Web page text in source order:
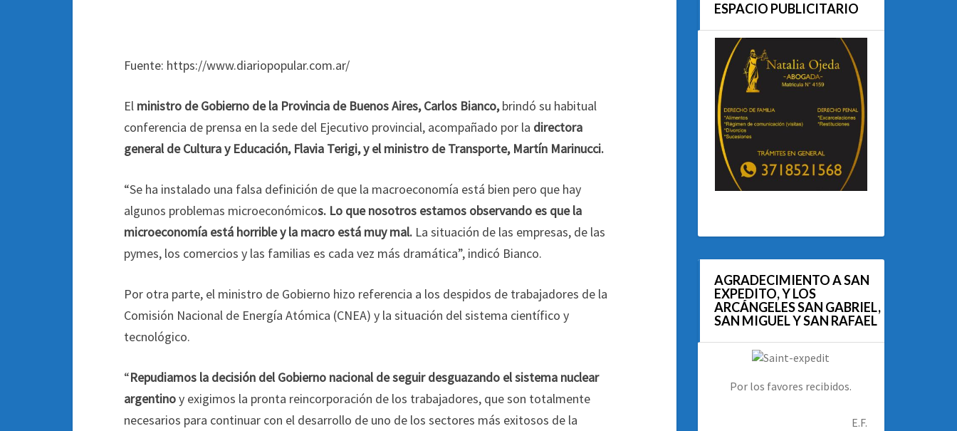
Fuente: https://www.diariopopular.com.ar/
El ministro de Gobierno de la Provincia de Buenos Aires, Carlos Bianco,brindó su habitual
conferencia de prensa en la sede del Ejecutivo provincial, acompañado por la directora
general de Cultura y Educación, Flavia Terigi, y el ministro de Transporte, Martín Marinucci.
“Se ha instalado una falsa definición de que la macroeconomía está bien pero que hay
algunos problemas microeconómicos. Lo que nosotros estamos observando es que la
microeconomía está horrible y la macro está muy mal. La situación de las empresas, de las
pymes, los comercios y las familias es cada vez más dramática”, indicó Bianco.
Por otra parte, el ministro de Gobierno hizo referencia a los despidos de trabajadores de la
Comisión Nacional de Energía Atómica (CNEA) y la situación del sistema científico y
tecnológico.
“Repudiamos la decisión del Gobierno nacional de seguir desguazando el sistema nuclear
argentinoy exigimos la pronta reincorporación de los trabajadores, que son totalmente
necesarios para continuar con el desarrollo de uno de los sectores más exitosos de la
ESPACIO PUBLICITARIO
AGRADECIMIENTO A SAN
EXPEDITO, Y LOS
ARCÁNGELES SAN GABRIEL,
SAN MIGUEL Y SAN RAFAEL
Por los favores recibidos.
E.F.